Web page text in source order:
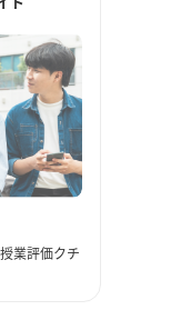
業評価クチ